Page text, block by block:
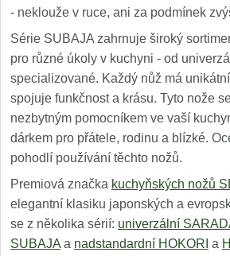
- neklouže v ruce, ani za podmínek
Série SUBAJA zahrnuje široký
pro různé úkoly v kuchyni - od
specializované. Každý nůž má
spojuje funkčnost a krásu. Tyto nože
nezbytným pomocníkem ve vaší
dárkem pro přátele, rodinu a blízké.
pohodlí používání těchto nožů.
Premiová značka kuchyňských nožů
elegantní klasiku japonských a
se z několika sérií: univerzální
SUBAJA a nadstandardní HOKORI a